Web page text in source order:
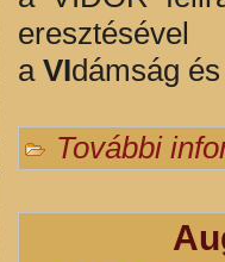
aVIdámság
További